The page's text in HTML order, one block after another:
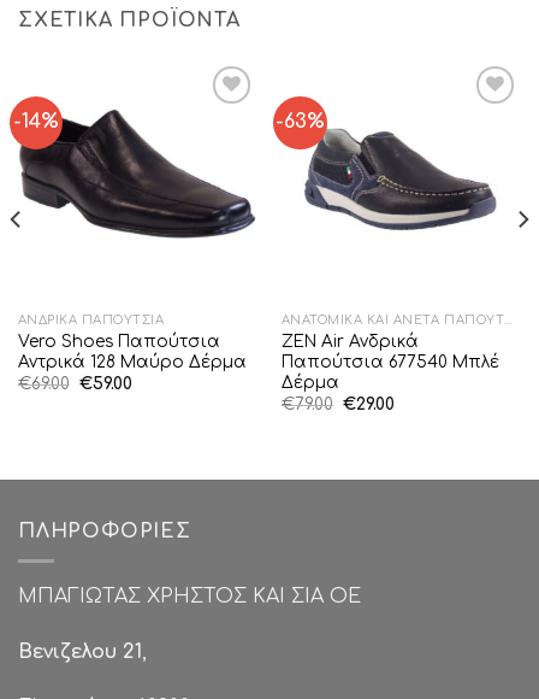
ΣΧΕΤΙΚΆ ΠΡΟΪΌΝΤΑ
-14%
ΑΝΔΡΙΚΆ ΠΑΠΟΎΤΣΙΑ
Vero Shoes Παπούτσια
Αντρικά 128 Μαύρο Δέρμα
€69.00 Original
€59.00Η
-63%
ZEN Air Ανδρικά
Παπούτσια 677540 Μπλέ
Δέρμα
€79.00 Original
€29.00Η
ΠΛΗΡΟΦΟΡΊΕΣ
ΜΠΑΓΙΩΤΑΣ ΧΡΗΣΤΟΣ ΚΑΙ ΣΙΑ ΟΕ
Βενιζελου 21,